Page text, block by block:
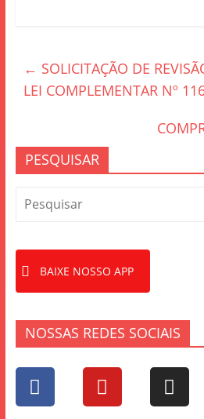
b
o
k
er
← SOLICITAÇÃO DE
LEI COMPLEMENTAR Nº
PESQUISAR
BAIXE NOSSO APP
NOSSAS REDES SOCIAIS